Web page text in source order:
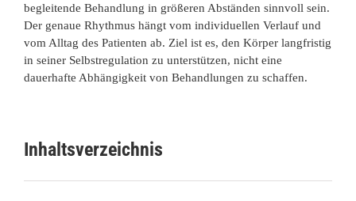
begleitende Behandlung in größeren Abständen sinnvoll sein.
Der genaue Rhythmus hängt vom individuellen Verlauf und
vom Alltag des Patienten ab. Ziel ist es, den Körper langfristig
in seiner Selbstregulation zu unterstützen, nicht eine
dauerhafte Abhängigkeit von Behandlungen zu schaffen.
Inhaltsverzeichnis